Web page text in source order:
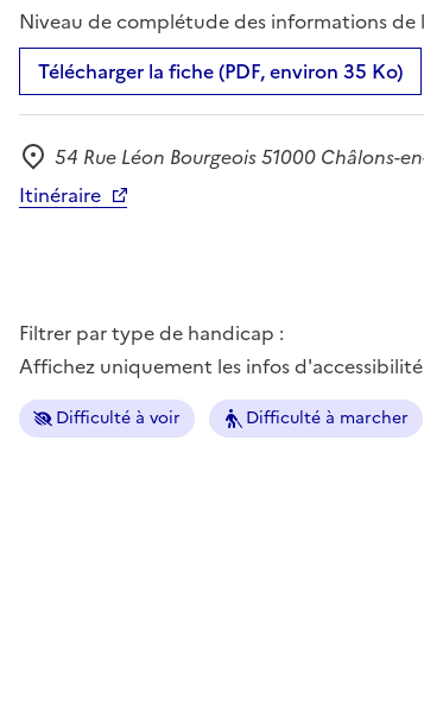
Niveau de complétude des informations de
Télécharger la fiche (PDF, environ 35 Ko)
Adresse
54 Rue Léon Bourgeois 51000 Châlons-
Itinéraire
Filtrer par type de handicap :
Affichez uniquement les infos
Difficulté à voir Difficulté à marcher